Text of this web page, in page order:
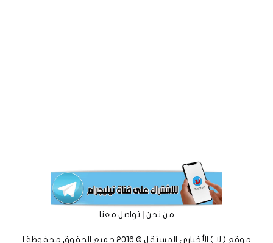
من نحن|تواصل معنا
موقع ( لا ) الأخباري المستقل © 2016 جميع الحقوق محفوظة |